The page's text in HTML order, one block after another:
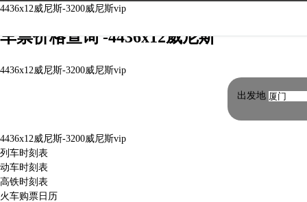
北京北到兰州火车时刻表|北京北到兰州火
车票价格查询 -4436x12威尼斯
4436x12威尼斯-3200威尼斯vip
4436x12威尼斯-3200威尼斯vip
出发地
4436x12威尼斯-3200威尼斯vip
列车时刻表
动车时刻表
高铁时刻表
火车购票日历